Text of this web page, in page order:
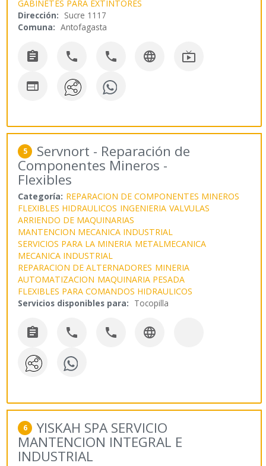
GABINETES PARA EXTINTORES
Dirección: Sucre 1117
Comuna: Antofagasta
    

5 Servnort - Reparación de
Componentes Mineros -
Flexibles
Categoría: REPARACION DE COMPONENTES MINEROS
FLEXIBLES HIDRAULICOS INGENIERIA VALVULAS
ARRIENDO DE MAQUINARIAS
MANTENCION MECANICA INDUSTRIAL
SERVICIOS PARA LA MINERIA METALMECANICA
MECANICA INDUSTRIAL
REPARACION DE ALTERNADORES MINERIA
AUTOMATIZACION MAQUINARIA PESADA
FLEXIBLES PARA COMANDOS HIDRAULICOS
Servicios disponibles para: Tocopilla
   
6 YISKAH SPA SERVICIO
MANTENCION INTEGRAL E
INDUSTRIAL